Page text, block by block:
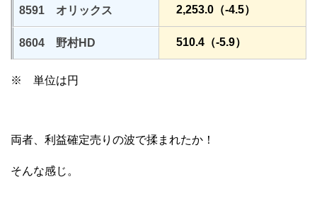
8591 オリックス 2,253.0（-4.5）
8604 野村HD 510.4（-5.9）
※ 単位は円
両者、利益確定売りの波で揉まれたか！
そんな感じ。